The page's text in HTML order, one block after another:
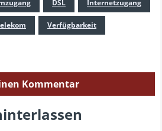
DSL Internetzugang
Verfügbarkeit
Kommentar